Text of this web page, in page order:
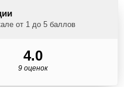
от 1 до 5 баллов
4.0
9 оценок